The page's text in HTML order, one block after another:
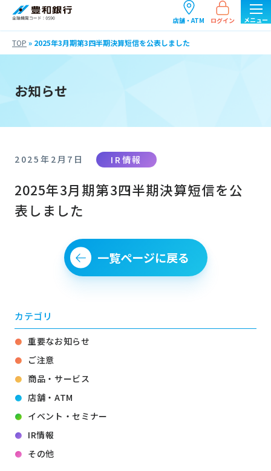
店舗・ATM ログイン
TOP » 2025年3月期第3四半期決算短信を公表しました
お知らせ
2025年2月7日 IR情報
2025年3月期第3四半期決算短信を公
表しました
一覧ページに戻る
カテゴリ
重要なお知らせ
ご注意
商品・サービス
店舗・ATM
イベント・セミナー
IR情報
その他